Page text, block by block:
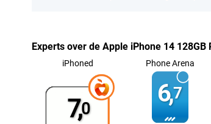
Experts over de Apple iPhone 14 128GB
iPhoned
7,0
Phone Arena
6,7